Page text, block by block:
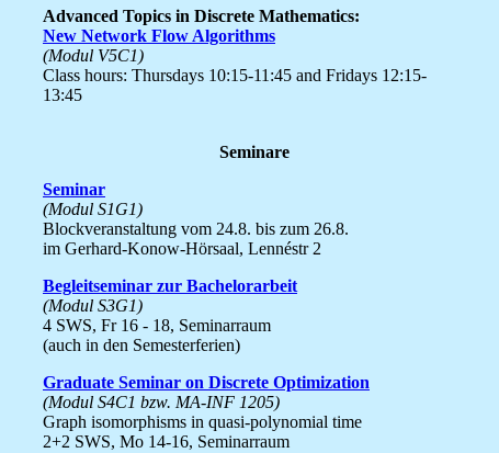
Advanced Topics in Discrete Mathematics:
New Network Flow Algorithms
(Modul V5C1)
Class hours: Thursdays 10:15-11:45 and Fridays 12:15-
13:45
Seminare
Seminar
(Modul S1G1)
Blockveranstaltung vom 24.8. bis zum 26.8.
im Gerhard-Konow-Hörsaal, Lennéstr 2
Begleitseminar zur Bachelorarbeit
(Modul S3G1)
4 SWS, Fr 16 - 18, Seminarraum
(auch in den Semesterferien)
Graduate Seminar on Discrete Optimization
(Modul S4C1 bzw. MA-INF 1205)
Graph isomorphisms in quasi-polynomial time
2+2 SWS, Mo 14-16, Seminarraum